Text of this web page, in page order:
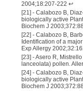
2004;18:207-222 ↩
[21] - Calabozo B,
biologically active
Biochem J
[22] - Calabozo B,
Identification of a
Exp Allergy
[23] -Asero R,
lanceolata) pollen.
[24] - Calabozo B,
biologically active
Biochem J